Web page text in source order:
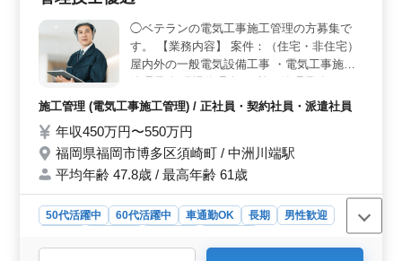
◯ベテランの電気工事施工管理の方募集で
す。 【業務内容】 案件：（住宅・非住宅）
屋内外の一般電気設備工事 ・電気工事施工
程、安全、品質、原価） ・資材の発注、業
画書作成、各種書類作成等 【備考】 ・車通
勤可能 ・社会保険完備 ＊電気工事施工管理
経験があれば50代以上でも活躍中 ＊お気軽
施工管理 (電気工事施工管理) / 正社員・契約社員・派遣社員
年収450万円〜550万円
福岡県福岡市博多区須崎町 / 中洲川端駅
平均年齢 47.8歳 / 最高年齢 61歳
50代活躍中 60代活躍中 車通勤OK 長期
男性歓迎